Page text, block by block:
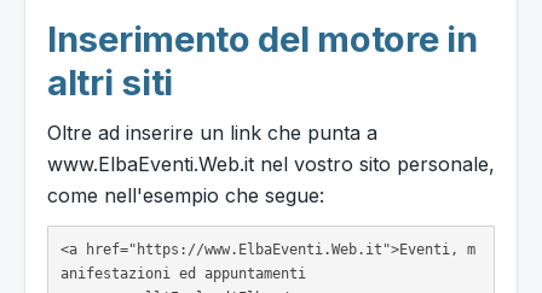
Inserimento del motore in
altri siti
Oltre ad inserire un link che punta a
www.ElbaEventi.Web.it nel vostro sito personale,
come nell'esempio che segue:
<a href="https://www.ElbaEventi.Web.it">Eventi, m
anifestazioni ed appuntamenti